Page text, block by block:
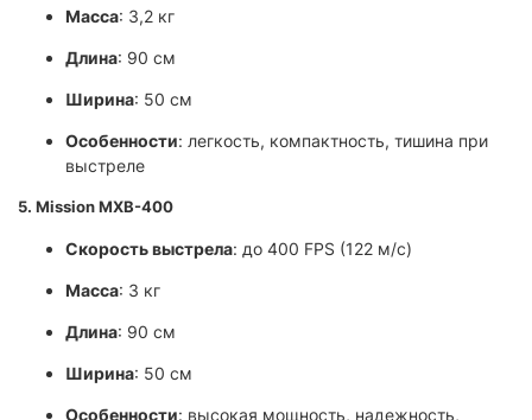
Масса: 3,2 кг
Длина: 90 см
Ширина: 50 см
Особенности: легкость, компактность, тишина при
выстреле
5. Mission MXB-400
Скорость выстрела: до 400 FPS (122 м/с)
Масса: 3 кг
Длина: 90 см
Ширина: 50 см
Особенности: высокая мощность, надежность,